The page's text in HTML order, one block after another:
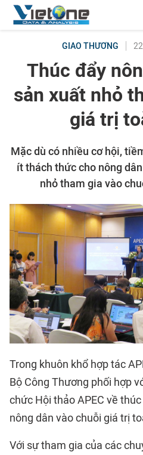
GIAO THƯƠNG
Thúc đẩy
sản xuất nhỏ
giá trị
Mặc dù có nhiều cơ hội,
ít thách thức cho nông
nhỏ tham gia vào
Trong khuôn khổ hợp tác
Bộ Công Thương phối hợp
chức Hội thảo APEC về
nông dân vào chuỗi giá trị
Với sự tham gia của các